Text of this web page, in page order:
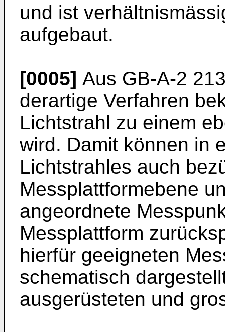
und ist
aufgebaut.
[0005] Aus GB-A-2
derartige Verfahren
Lichtstrahl zu einem
wird. Damit können in
Lichtstrahles auch
Messplattformebene
angeordnete
Messplattform
hierfür geeigneten
schematisch
ausgerüsteten und